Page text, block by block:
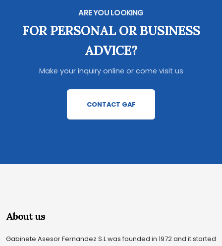
ARE YOU LOOKING
FOR PERSONAL OR BUSINESS
ADVICE?
Make your inquiry online or come visit us
CONTACT GAF
About us
Gabinete Asesor Fernandez S.L was founded in 1972 and it started